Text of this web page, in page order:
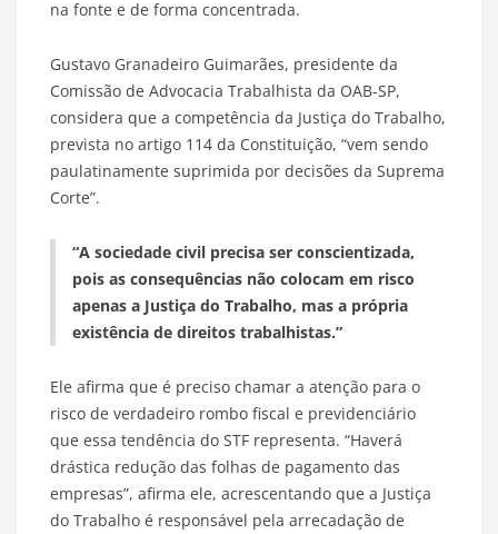
na fonte e de forma concentrada.
Gustavo Granadeiro Guimarães, presidente da
Comissão de Advocacia Trabalhista da OAB-SP,
considera que a competência da Justiça do Trabalho,
prevista no artigo 114 da Constituição, “vem sendo
paulatinamente suprimida por decisões da Suprema
Corte”.
“A sociedade civil precisa ser conscientizada,
pois as consequências não colocam em risco
apenas a Justiça do Trabalho, mas a própria
existência de direitos trabalhistas.”
Ele afirma que é preciso chamar a atenção para o
risco de verdadeiro rombo fiscal e previdenciário
que essa tendência do STF representa. “Haverá
drástica redução das folhas de pagamento das
empresas”, afirma ele, acrescentando que a Justiça
do Trabalho é responsável pela arrecadação de